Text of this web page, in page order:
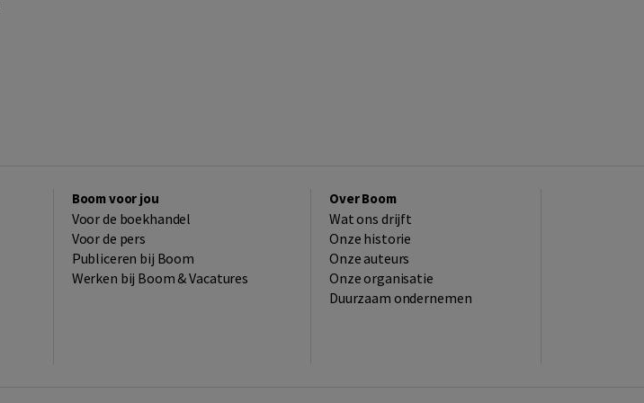
Boom voor jou
Voor de boekhandel
Voor de pers
Publiceren bij Boom
Werken bij Boom & Vacatures
Over Boom
Wat ons drijft
Onze historie
Onze auteurs
Onze organisatie
Duurzaam ondernemen